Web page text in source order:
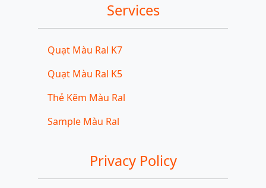
Services
Quạt Màu Ral K7
Quạt Màu Ral K5
Thẻ Kẽm Màu Ral
Sample Màu Ral
Privacy Policy